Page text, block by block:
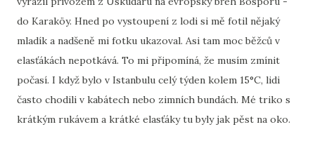
do Karaköy. Hned po vystoupení z lodi si mě fotil nějaký
mladík a nadšeně mi fotku ukazoval. Asi tam moc běžců v
elasťákách nepotkává. To mi připomíná, že musím zmínit
počasí. I když bylo v Istanbulu celý týden kolem 15°C, lidi
často chodili v kabátech nebo zimních bundách. Mé triko s
krátkým rukávem a krátké elasťáky tu byly jak pěst na oko.